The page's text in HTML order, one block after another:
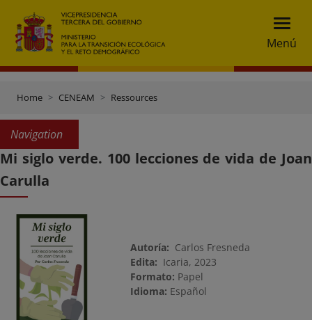
Menú
Home CENEAM Ressources
Navigation
Mi siglo verde. 100 lecciones de vida de Joan
Carulla
Autoría: Carlos Fresneda
Edita: Icaria, 2023
Formato: Papel
Idioma: Español